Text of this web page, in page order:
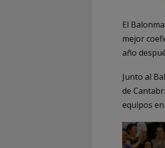
El
mejor
año
Junto al
de
equipos